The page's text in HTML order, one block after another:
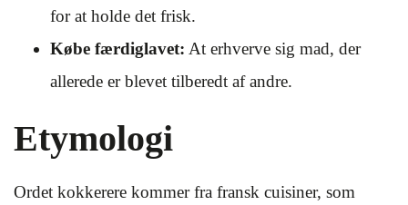
for at holde det frisk.
Købe færdiglavet: At erhverve sig mad, der
allerede er blevet tilberedt af andre.
Etymologi
Ordet kokkerere kommer fra fransk cuisiner, som